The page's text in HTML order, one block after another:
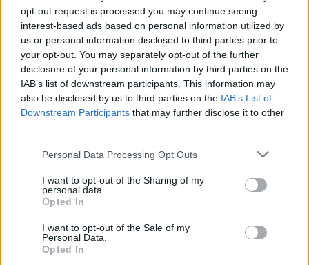
opt-out request is processed you may continue seeing
interest-based ads based on personal information utilized by
us or personal information disclosed to third parties prior to
your opt-out. You may separately opt-out of the further
disclosure of your personal information by third parties on the
IAB’s list of downstream participants. This information may
also be disclosed by us to third parties on the IAB’s List of
Downstream Participants that may further disclose it to other
Please note that this website/app uses one or more Google
not limited to your visit or usage behaviour. You may click to
grant or deny consent to Google and its third-party tags to
use your data for below specified purposes in below Google
consent section.
Personal Data Processing Opt Outs
I want to opt-out of the Sharing of my
personal data.
Opted In
I want to opt-out of the Sale of my
Personal Data.
Opted In
Σχόλια
bar όπου πνίγηκε ο
4χρονος – Απολογείται ο
ιδιοκτήτης που είχε
δηλωθεί ως ναυαγοσώστης
40άρια και 8 μποφόρ
συναγερμό η χώρα
φωτιές, ενισχύονται
άνεμοι τις επόμενες